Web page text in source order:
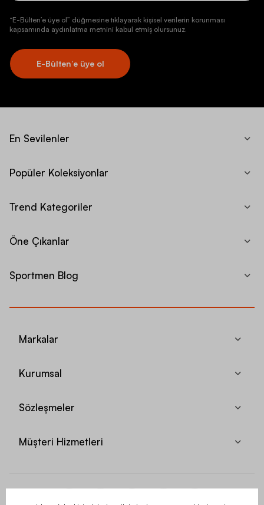
“E-Bülten’e üye ol” düğmesine tıklayarak kişisel verilerin korunması
kapsamında aydınlatma metnini kabul etmiş olursunuz.
E-Bülten’e üye ol
En Sevilenler
Popüler Koleksiyonlar
Trend Kategoriler
Öne Çıkanlar
Sportmen Blog
Markalar
Kurumsal
Sözleşmeler
Müşteri Hizmetleri